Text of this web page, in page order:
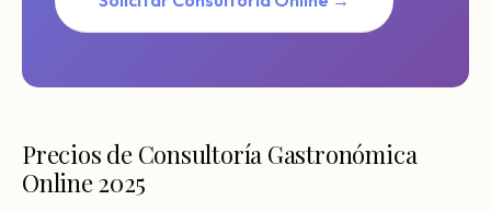
Precios de Consultoría Gastronómica
Online 2025